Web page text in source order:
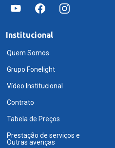
Institucional
Quem Somos
Grupo Fonelight
Vídeo Institucional
Contrato
Tabela de Preços
Prestação de serviços e
Outras avenças